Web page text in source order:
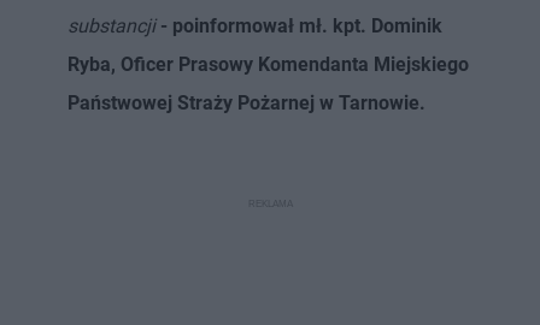
substancji - poinformował mł. kpt. Dominik
Ryba, Oficer Prasowy Komendanta Miejskiego
Państwowej Straży Pożarnej w Tarnowie.